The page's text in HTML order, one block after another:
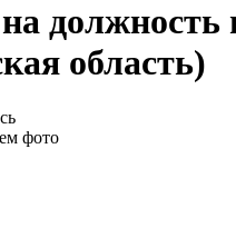
область)
фото